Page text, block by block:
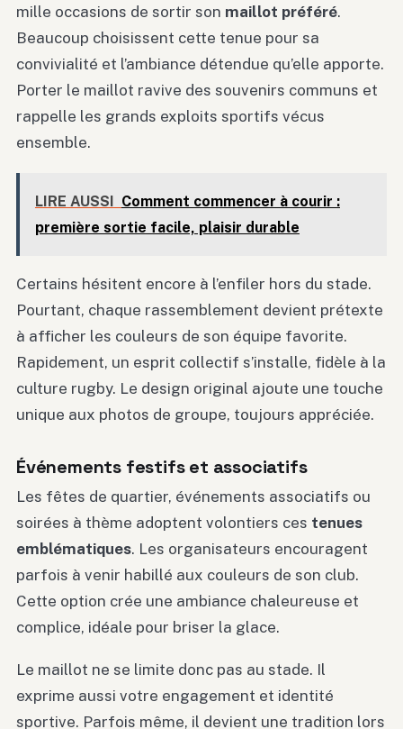
mille occasions de sortir son maillot préféré.
Beaucoup choisissent cette tenue pour sa
convivialité et l’ambiance détendue qu’elle apporte.
Porter le maillot ravive des souvenirs communs et
rappelle les grands exploits sportifs vécus
ensemble.
LIRE AUSSI Comment commencer à courir :
première sortie facile, plaisir durable
Certains hésitent encore à l’enfiler hors du stade.
Pourtant, chaque rassemblement devient prétexte
à afficher les couleurs de son équipe favorite.
Rapidement, un esprit collectif s’installe, fidèle à la
culture rugby. Le design original ajoute une touche
unique aux photos de groupe, toujours appréciée.
Événements festifs et associatifs
Les fêtes de quartier, événements associatifs ou
soirées à thème adoptent volontiers ces tenues
emblématiques. Les organisateurs encouragent
parfois à venir habillé aux couleurs de son club.
Cette option crée une ambiance chaleureuse et
complice, idéale pour briser la glace.
Le maillot ne se limite donc pas au stade. Il
exprime aussi votre engagement et identité
sportive. Parfois même, il devient une tradition lors